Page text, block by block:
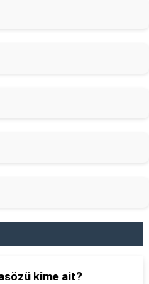
kime ait?